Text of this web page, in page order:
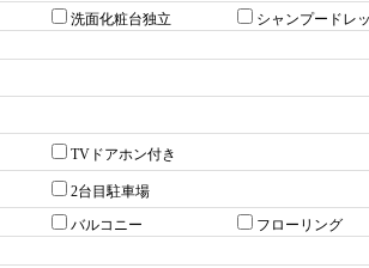
洗面化粧台独立
シャンプードレ
TVドアホン付き
2台目駐車場
バルコニー
フローリング